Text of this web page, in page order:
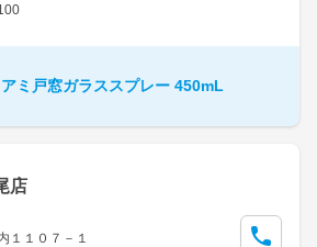
ミ戸窓ガラススプレー 450mL
店
１１０７－１